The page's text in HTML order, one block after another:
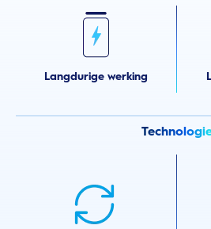
Langdurige werking